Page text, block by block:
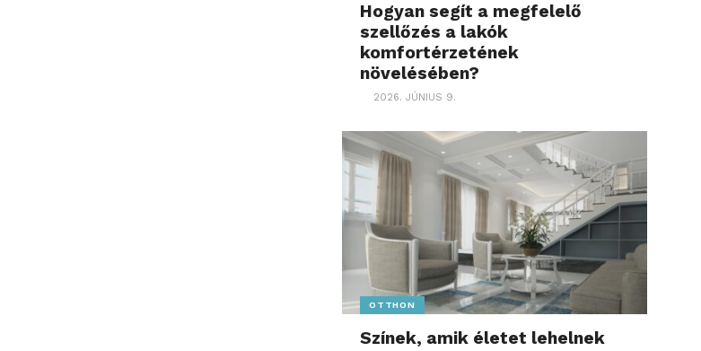
Hogyan segít a megfelelő
szellőzés a lakók
komfortérzetének
növelésében?
2026. JÚNIUS 9.
OTTHON
Színek, amik életet lehelnek